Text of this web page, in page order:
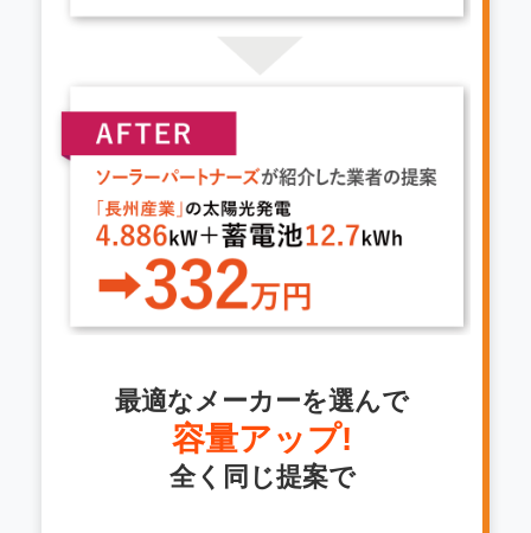
最適なメーカーを選んで
容量アップ!
全く同じ提案で